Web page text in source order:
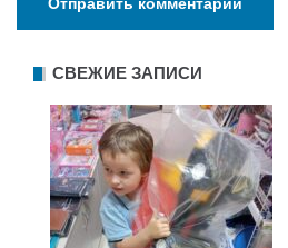
СВЕЖИЕ ЗАПИСИ